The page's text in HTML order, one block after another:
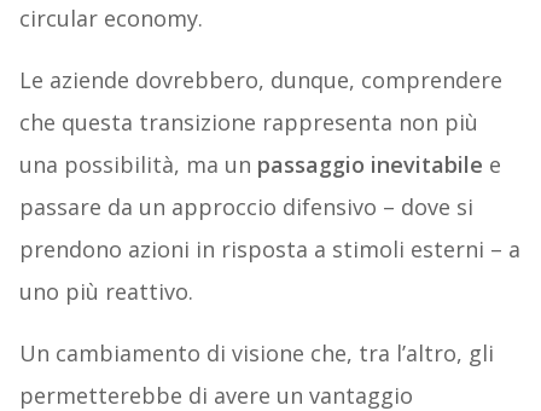
circular economy.
Le aziende dovrebbero, dunque, comprendere
che questa transizione rappresenta non più
una possibilità, ma un passaggio inevitabile e
passare da un approccio difensivo – dove si
prendono azioni in risposta a stimoli esterni – a
uno più reattivo.
Un cambiamento di visione che, tra l’altro, gli
permetterebbe di avere un vantaggio